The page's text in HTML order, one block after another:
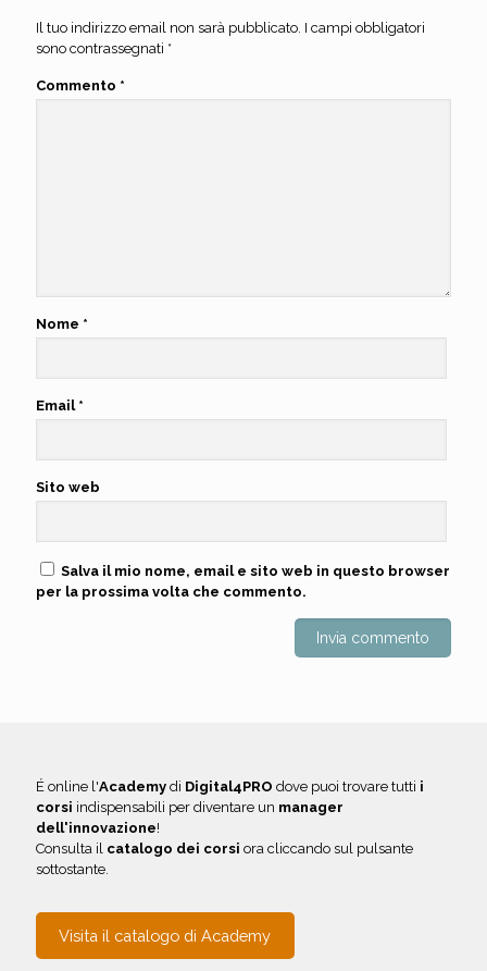
Il tuo indirizzo email non sarà pubblicato. I campi obbligatori
sono contrassegnati *
Commento *
Nome *
Email *
Sito web
Salva il mio nome, email e sito web in questo browser
per la prossima volta che commento.
É online l'Academy di Digital4PRO dove puoi trovare tutti i
corsi indispensabili per diventare un manager
dell'innovazione!
Consulta il catalogo dei corsi ora cliccando sul pulsante
sottostante.
Visita il catalogo di Academy